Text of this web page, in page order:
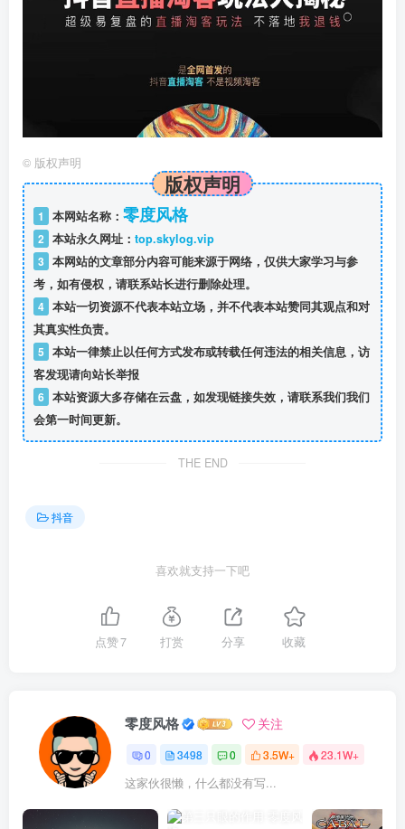
© 版权声明
版权声明
1 本网站名称： 零度风格
2 本站永久网址： top.skylog.vip
3 本网站的文章部分内容可能来源于网络，仅供大家学习与参
考，如有侵权，请联系站长进行删除处理。
4 本站一切资源不代表本站立场，并不代表本站赞同其观点和对
其真实性负责。
5 本站一律禁止以任何方式发布或转载任何违法的相关信息，访
客发现请向站长举报
6 本站资源大多存储在云盘，如发现链接失效，请联系我们我们
会第一时间更新。
THE END
抖音
喜欢就支持一下吧
点赞7 打赏 分享 收藏
零度风格 关注
0 3498 0 3.5W+ 23.1W+
这家伙很懒，什么都没有写...